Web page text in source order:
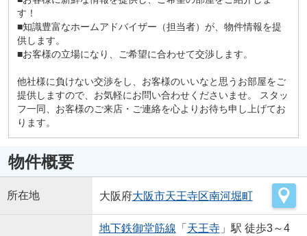
す！
■知識豊富なホームアドバイザー（担当者）が、物件情報を提
供します。
■お客様の立場になり、ご希望に合わせて交渉します。
他社様に負けない交渉をし、お客様のいいなと思うお部屋をご
提供しますので、お気軽にお問い合わせくださいませ。 スタッ
フ一同、お客様のご来店・ご連絡を心よりお待ち申し上げてお
ります。
物件概要
所在地 大阪府大阪市天王寺区南河堀町
地下鉄御堂筋線 「 天王寺」駅 徒歩3～4